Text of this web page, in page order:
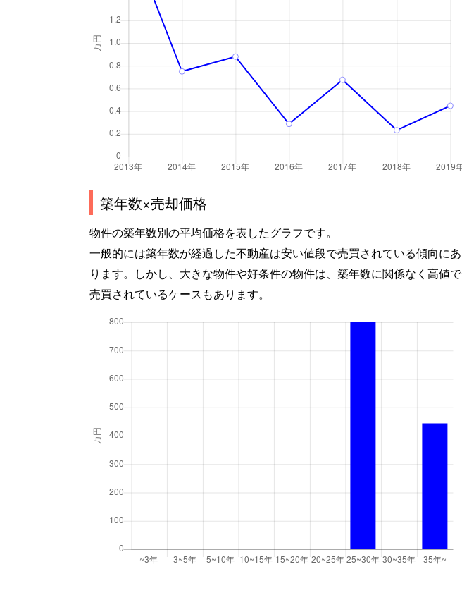
築年数×売却価格
物件の築年数別の平均価格を表したグラフです。
一般的には築年数が経過した不動産は安い値段で売買されている傾向にあ
ります。しかし、大きな物件や好条件の物件は、築年数に関係なく高値で
売買されているケースもあります。